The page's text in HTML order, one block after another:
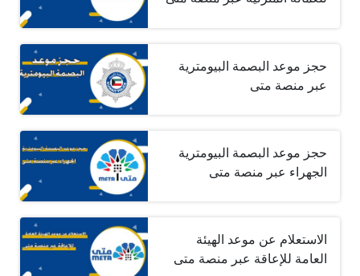
حجز موعد البصمة البيومترية
عبر منصة متى
حجز موعد البصمة البيومترية
الجهراء عبر منصة متى
الاستعلام عن موعد الهيئة
العامة للإعاقة عبر منصة متى